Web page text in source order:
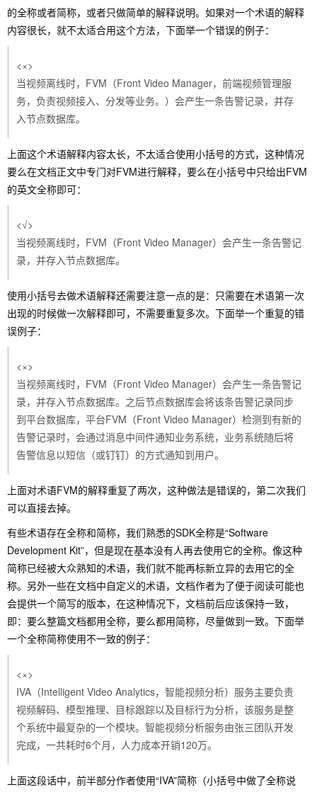
的全称或者简称，或者只做简单的解释说明。如果对一个术语的解释
内容很长，就不太适合用这个方法，下面举一个错误的例子：
<×>
当视频离线时，FVM（Front Video Manager，前端视频管理服
务，负责视频接入、分发等业务。）会产生一条告警记录，并存
入节点数据库。
上面这个术语解释内容太长，不太适合使用小括号的方式，这种情况
要么在文档正文中专门对FVM进行解释，要么在小括号中只给出FVM
的英文全称即可：
<√>
当视频离线时，FVM（Front Video Manager）会产生一条告警记
录，并存入节点数据库。
使用小括号去做术语解释还需要注意一点的是：只需要在术语第一次
出现的时候做一次解释即可，不需要重复多次。下面举一个重复的错
误例子：
<×>
当视频离线时，FVM（Front Video Manager）会产生一条告警记
录，并存入节点数据库。之后节点数据库会将该条告警记录同步
到平台数据库，平台FVM（Front Video Manager）检测到有新的
告警记录时，会通过消息中间件通知业务系统，业务系统随后将
告警信息以短信（或钉钉）的方式通知到用户。
上面对术语FVM的解释重复了两次，这种做法是错误的，第二次我们
可以直接去掉。
有些术语存在全称和简称，我们熟悉的SDK全称是“Software
Development Kit”，但是现在基本没有人再去使用它的全称。像这种
简称已经被大众熟知的术语，我们就不能再标新立异的去用它的全
称。另外一些在文档中自定义的术语，文档作者为了便于阅读可能也
会提供一个简写的版本，在这种情况下，文档前后应该保持一致，
即：要么整篇文档都用全称，要么都用简称，尽量做到一致。下面举
一个全称简称使用不一致的例子：
<×>
IVA（Intelligent Video Analytics，智能视频分析）服务主要负责
视频解码、模型推理、目标跟踪以及目标行为分析，该服务是整
个系统中最复杂的一个模块。智能视频分析服务由张三团队开发
完成，一共耗时6个月，人力成本开销120万。
上面这段话中，前半部分作者使用“IVA”简称（小括号中做了全称说